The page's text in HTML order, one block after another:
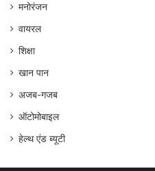
मनोरंजन
वायरल
शिक्षा
खान पान
अजब-गजब
ऑटोमोबाइल
हेल्थ एंड ब्यूटी